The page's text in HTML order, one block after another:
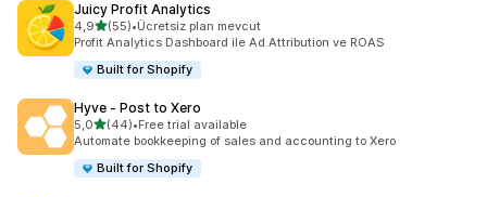
Juicy Profit Analytics
4,95 yıldız üzerinden
(55)
toplam 55 değerlendirme
•Ücretsiz plan mevcut
Profit Analytics Dashboard ile Ad Attribution ve ROAS
Built for Shopify
Hyve ‑ Post to Xero
5,05 yıldız üzerinden
(44)
toplam 44 değerlendirme
•Free trial available
Automate bookkeeping of sales and accounting to Xero
Built for Shopify